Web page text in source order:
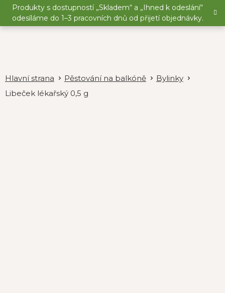
Přejít
obsah
Produkty s dostupností „Skladem“ a „Ihned k odeslání“
odesíláme do 1–3 pracovních dnů od přijetí objednávky.
Pěstování na balkóně
Bylinky
Libeček lékařský 0,5 g